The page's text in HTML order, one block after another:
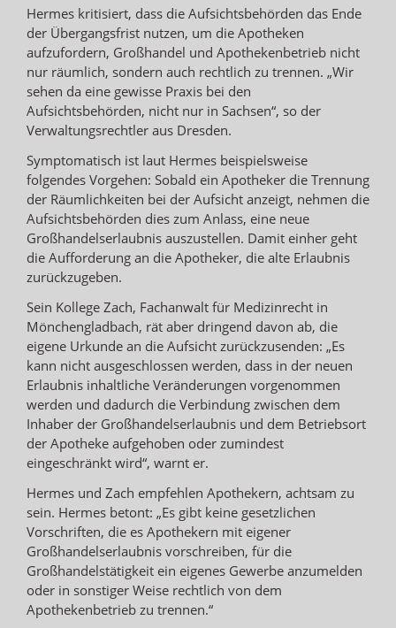
Hermes kritisiert, dass die Aufsichtsbehörden das Ende
der Übergangsfrist nutzen, um die Apotheken
aufzufordern, Großhandel und Apothekenbetrieb nicht
nur räumlich, sondern auch rechtlich zu trennen. „Wir
sehen da eine gewisse Praxis bei den
Aufsichtsbehörden, nicht nur in Sachsen“, so der
Verwaltungsrechtler aus Dresden.
Symptomatisch ist laut Hermes beispielsweise
folgendes Vorgehen: Sobald ein Apotheker die Trennung
der Räumlichkeiten bei der Aufsicht anzeigt, nehmen die
Aufsichtsbehörden dies zum Anlass, eine neue
Großhandelserlaubnis auszustellen. Damit einher geht
die Aufforderung an die Apotheker, die alte Erlaubnis
zurückzugeben.
Sein Kollege Zach, Fachanwalt für Medizinrecht in
Mönchengladbach, rät aber dringend davon ab, die
eigene Urkunde an die Aufsicht zurückzusenden: „Es
kann nicht ausgeschlossen werden, dass in der neuen
Erlaubnis inhaltliche Veränderungen vorgenommen
werden und dadurch die Verbindung zwischen dem
Inhaber der Großhandelserlaubnis und dem Betriebsort
der Apotheke aufgehoben oder zumindest
eingeschränkt wird“, warnt er.
Hermes und Zach empfehlen Apothekern, achtsam zu
sein. Hermes betont: „Es gibt keine gesetzlichen
Vorschriften, die es Apothekern mit eigener
Großhandelserlaubnis vorschreiben, für die
Großhandelstätigkeit ein eigenes Gewerbe anzumelden
oder in sonstiger Weise rechtlich von dem
Apothekenbetrieb zu trennen.“